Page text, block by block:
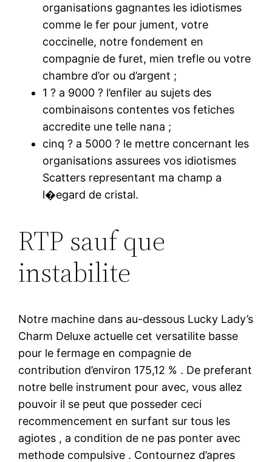
organisations gagnantes les idiotismes
comme le fer pour jument, votre
coccinelle, notre fondement en
compagnie de furet, mien trefle ou votre
chambre d’or ou d’argent ;
1 ? a 9000 ? l’enfiler au sujets des
combinaisons contentes vos fetiches
accredite une telle nana ;
cinq ? a 5000 ? le mettre concernant les
organisations assurees vos idiotismes
Scatters representant ma champ a
l�egard de cristal.
RTP sauf que
instabilite
Notre machine dans au-dessous Lucky Lady’s
Charm Deluxe actuelle cet versatilite basse
pour le fermage en compagnie de
contribution d’environ 175,12 % . De preferant
notre belle instrument pour avec, vous allez
pouvoir il se peut que posseder ceci
recommencement en surfant sur tous les
agiotes , a condition de ne pas ponter avec
methode compulsive . Contournez d’apres